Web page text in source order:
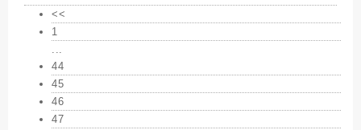
<<
1
...
44
45
46
47